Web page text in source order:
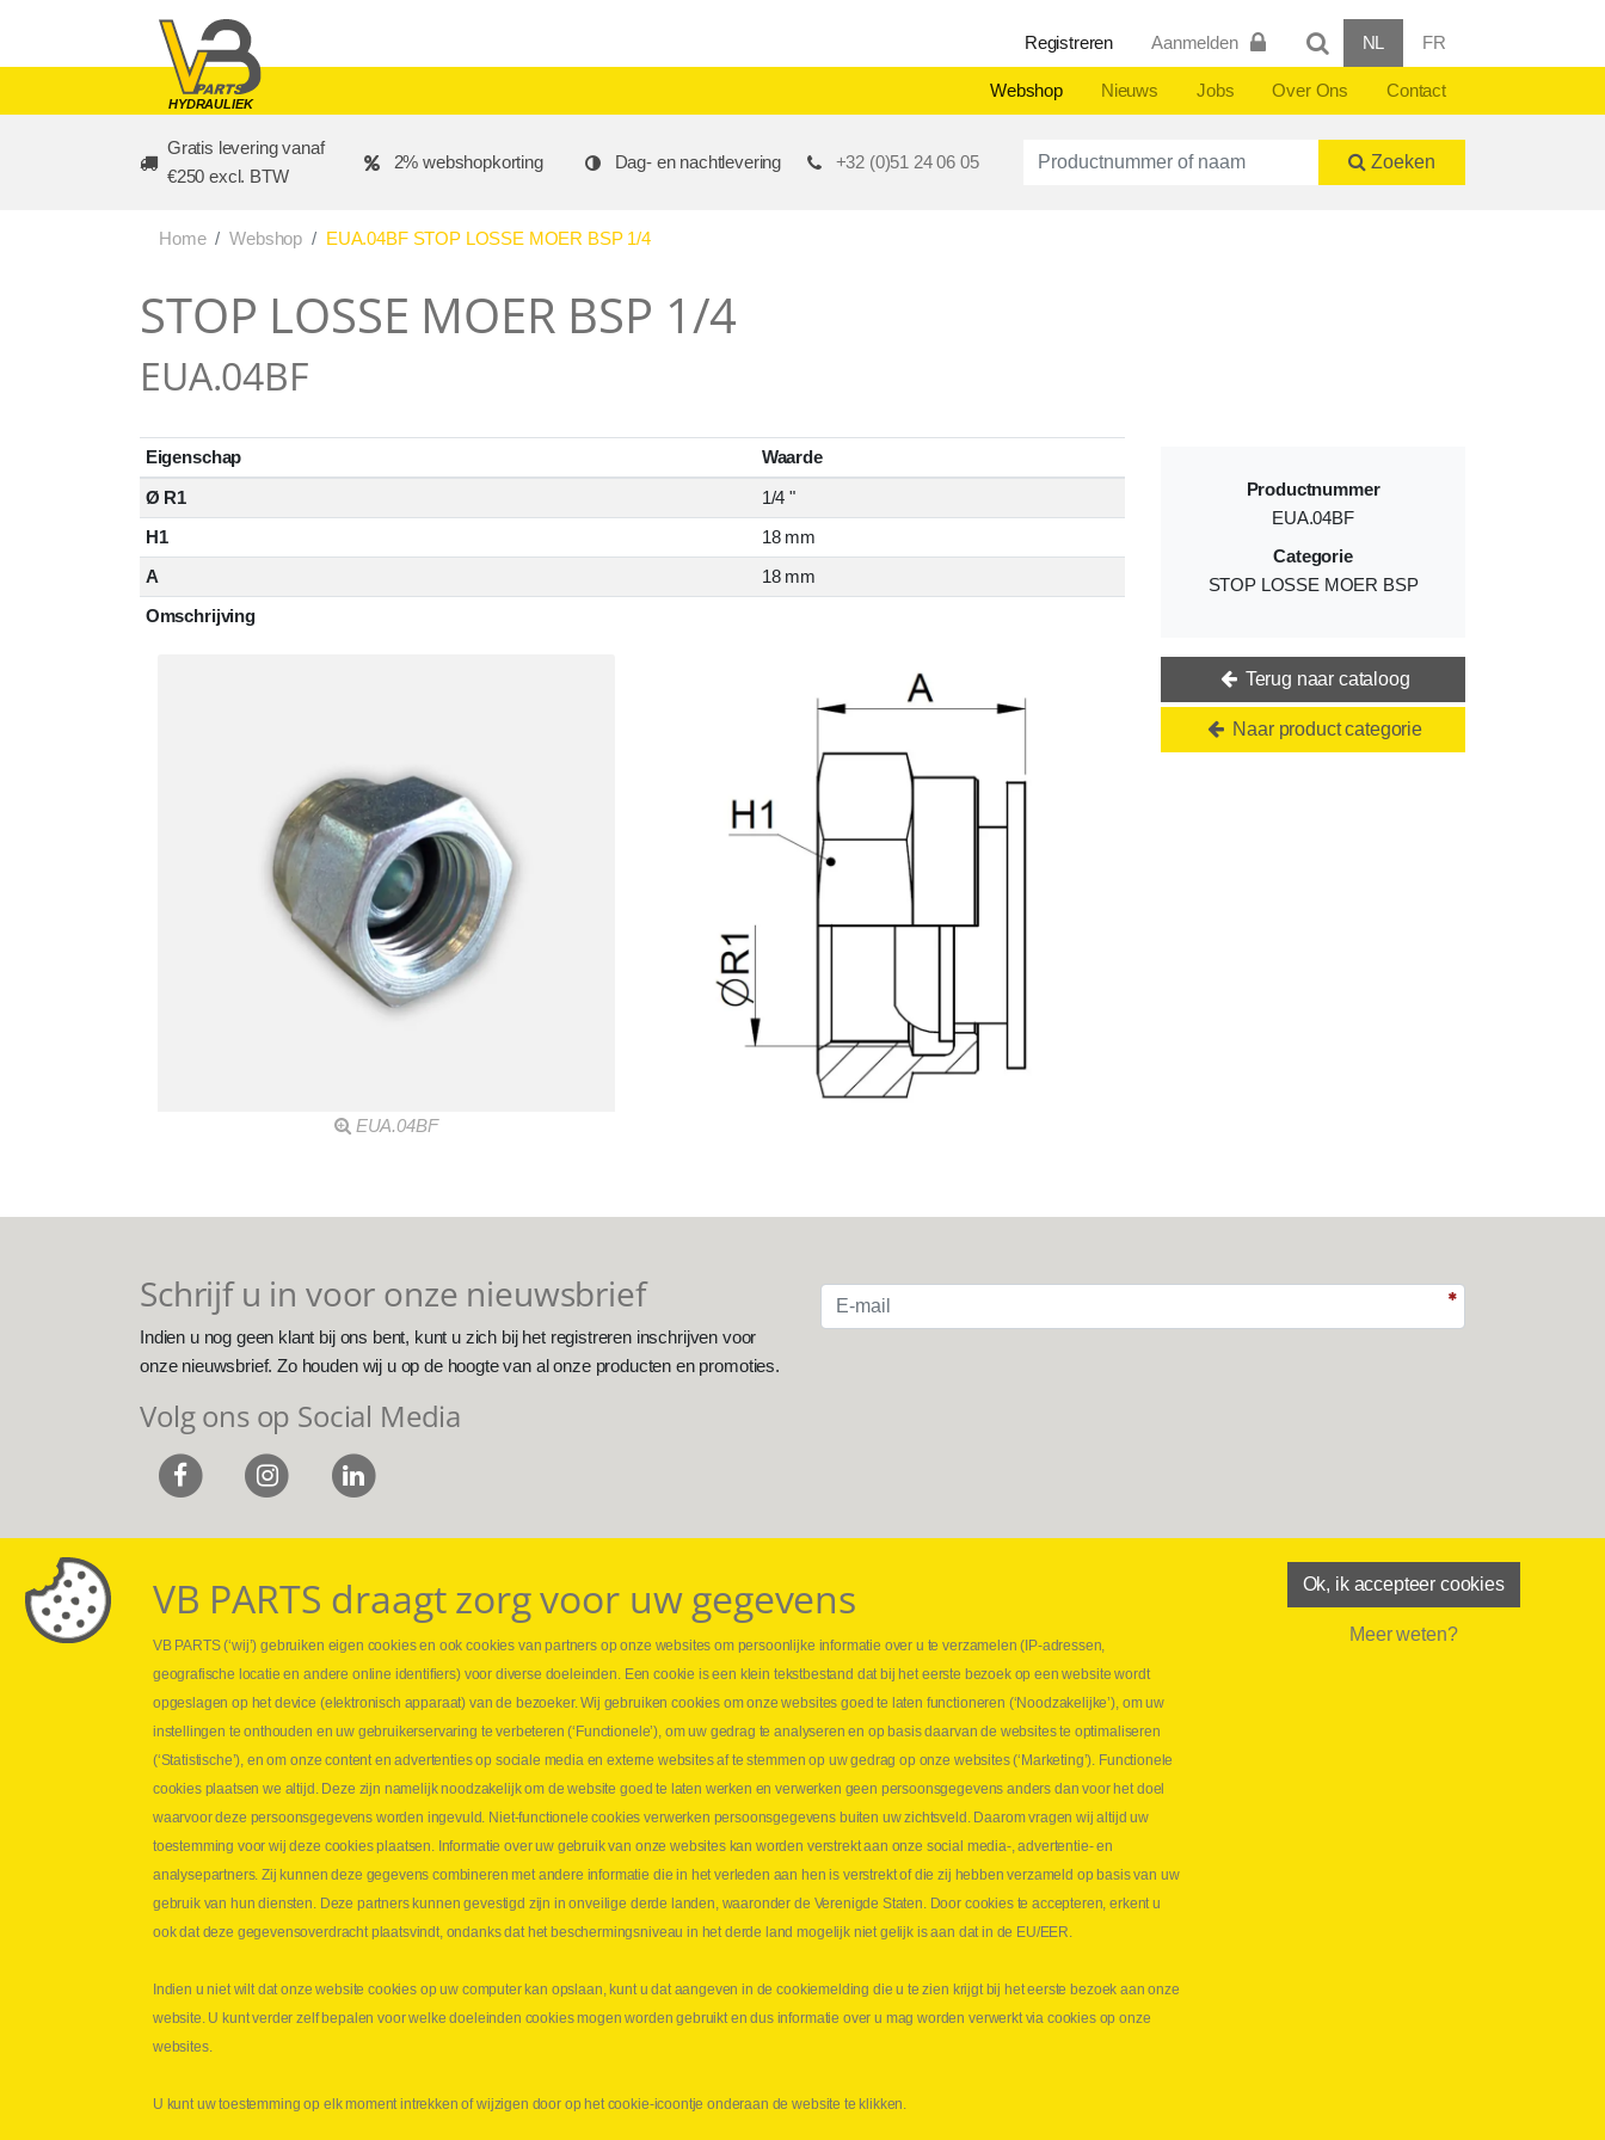
HYDRAULIEK
Registreren Aanmelden NL FR
Webshop Nieuws Jobs Over Ons Contact
Gratis levering vanaf
€250 excl. BTW
2% webshopkorting Dag- en nachtlevering +32 (0)51 24 06 05 Productnummer of naam Zoeken
Home Webshop EUA.04BF STOP LOSSE MOER BSP 1/4
STOP LOSSE MOER BSP 1/4
EUA.04BF
Eigenschap
Waarde
Ø R1
1/4 "
H1
18 mm
A
18 mm
Omschrijving
EUA.04BF
Productnummer
EUA.04BF
Categorie
STOP LOSSE MOER BSP
Terug naar cataloog
Naar product categorie
Schrijf u in voor onze nieuwsbrief
Indien u nog geen klant bij ons bent, kunt u zich bij het registreren inschrijven voor
onze nieuwsbrief. Zo houden wij u op de hoogte van al onze producten en promoties.
Volg ons op Social Media
Webshop
Nieuws
Jobs
Leveringen
Drukcontrole set
Persmaten
Hydraulische slangen
Contact VB Parts
Abraham Hansstraat 7
B-8800 Roeselare
E-mail info@vbparts.be
⏳ Laatste maand Webtec-promotie!
⏳ Laatste kans voor onze promo
snelkoppelingen!
1 juni 2026
Lees meer NL
Copyright
VB PARTS draagt zorg voor uw gegevens
VB PARTS (‘wij’) gebruiken eigen cookies en ook cookies van partners op onze websites om persoonlijke informatie over u te verzamelen (IP-adressen,
geografische locatie en andere online identifiers) voor diverse doeleinden. Een cookie is een klein tekstbestand dat bij het eerste bezoek op een website wordt
opgeslagen op het device (elektronisch apparaat) van de bezoeker. Wij gebruiken cookies om onze websites goed te laten functioneren (‘Noodzakelijke’), om uw
instellingen te onthouden en uw gebruikerservaring te verbeteren (‘Functionele’), om uw gedrag te analyseren en op basis daarvan de websites te optimaliseren
(‘Statistische’), en om onze content en advertenties op sociale media en externe websites af te stemmen op uw gedrag op onze websites (‘Marketing’). Functionele
cookies plaatsen we altijd. Deze zijn namelijk noodzakelijk om de website goed te laten werken en verwerken geen persoonsgegevens anders dan voor het doel
waarvoor deze persoonsgegevens worden ingevuld. Niet-functionele cookies verwerken persoonsgegevens buiten uw zichtsveld. Daarom vragen wij altijd uw
toestemming voor wij deze cookies plaatsen. Informatie over uw gebruik van onze websites kan worden verstrekt aan onze social media-, advertentie- en
analysepartners. Zij kunnen deze gegevens combineren met andere informatie die in het verleden aan hen is verstrekt of die zij hebben verzameld op basis van uw
gebruik van hun diensten. Deze partners kunnen gevestigd zijn in onveilige derde landen, waaronder de Verenigde Staten. Door cookies te accepteren, erkent u
ook dat deze gegevensoverdracht plaatsvindt, ondanks dat het beschermingsniveau in het derde land mogelijk niet gelijk is aan dat in de EU/EER.
Indien u niet wilt dat onze website cookies op uw computer kan opslaan, kunt u dat aangeven in de cookiemelding die u te zien krijgt bij het eerste bezoek aan onze
website. U kunt verder zelf bepalen voor welke doeleinden cookies mogen worden gebruikt en dus informatie over u mag worden verwerkt via cookies op onze
websites.
U kunt uw toestemming op elk moment intrekken of wijzigen door op het cookie-icoontje onderaan de website te klikken.
Ok, ik accepteer cookies
Meer weten?